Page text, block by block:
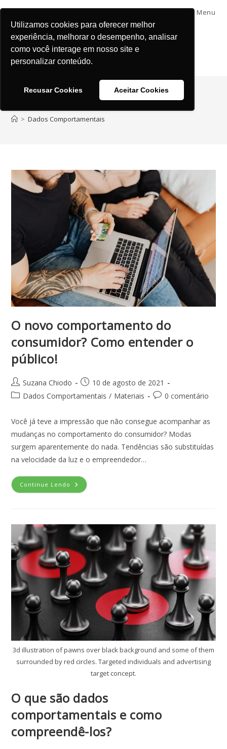
Utilizamos cookies para oferecer melhor
experiência, melhorar o desempenho, analisar
como você interage em nosso site e
personalizar conteúdo.
Recusar Cookies Aceitar Cookies
Menu
Dados Comportamentais
> Dados Comportamentais
O novo comportamento do
consumidor? Como entender o
público!
Suzana Chiodo
10 de agosto de 2021
Dados Comportamentais / Materiais 0 comentário
Você já teve a impressão que não consegue acompanhar as
mudanças no comportamento do consumidor? Modas
surgem aparentemente do nada. Tendências são substituídas
na velocidade da luz e o empreendedor…
Continue Lendo
3d illustration of pawns over black background and some of them
surrounded by red circles. Targeted individuals and advertising
target concept.
O que são dados
comportamentais e como
compreendê-los?